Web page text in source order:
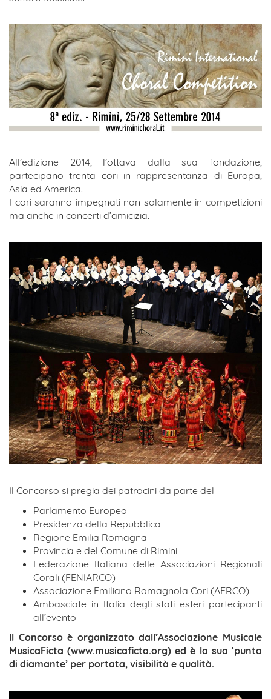
All’edizione 2014, l’ottava dalla sua fondazione,
partecipano trenta cori in rappresentanza di Europa,
Asia ed America.
I cori saranno impegnati non solamente in competizioni
ma anche in concerti d’amicizia.
Il Concorso si pregia dei patrocini da parte del
Parlamento Europeo
Presidenza della Repubblica
Regione Emilia Romagna
Provincia e del Comune di Rimini
Federazione Italiana delle Associazioni Regionali
Corali (FENIARCO)
Associazione Emiliano Romagnola Cori (AERCO)
Ambasciate in Italia degli stati esteri partecipanti
all’evento
Il Concorso è organizzato dall’Associazione Musicale
MusicaFicta (www.musicaficta.org) ed è la sua ‘punta
di diamante’ per portata, visibilità e qualità.